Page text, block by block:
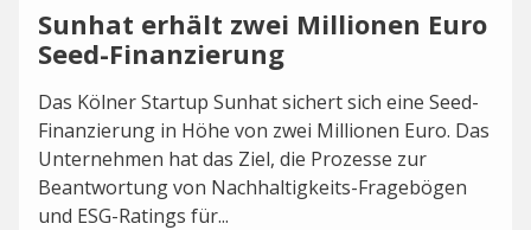
Sunhat erhält zwei Millionen Euro
Seed-Finanzierung
Das Kölner Startup Sunhat sichert sich eine Seed-
Finanzierung in Höhe von zwei Millionen Euro. Das
Unternehmen hat das Ziel, die Prozesse zur
Beantwortung von Nachhaltigkeits-Fragebögen
und ESG-Ratings für...